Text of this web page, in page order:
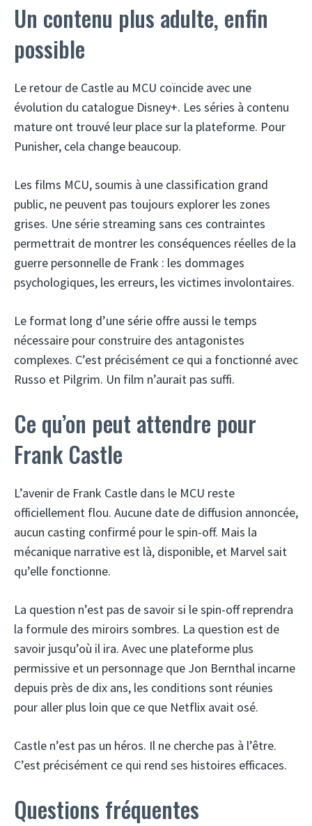
Un contenu plus adulte, enfin
possible
Le retour de Castle au MCU coïncide avec une
évolution du catalogue Disney+. Les séries à contenu
mature ont trouvé leur place sur la plateforme. Pour
Punisher, cela change beaucoup.
Les films MCU, soumis à une classification grand
public, ne peuvent pas toujours explorer les zones
grises. Une série streaming sans ces contraintes
permettrait de montrer les conséquences réelles de la
guerre personnelle de Frank : les dommages
psychologiques, les erreurs, les victimes involontaires.
Le format long d’une série offre aussi le temps
nécessaire pour construire des antagonistes
complexes. C’est précisément ce qui a fonctionné avec
Russo et Pilgrim. Un film n’aurait pas suffi.
Ce qu’on peut attendre pour
Frank Castle
L’avenir de Frank Castle dans le MCU reste
officiellement flou. Aucune date de diffusion annoncée,
aucun casting confirmé pour le spin-off. Mais la
mécanique narrative est là, disponible, et Marvel sait
qu’elle fonctionne.
La question n’est pas de savoir si le spin-off reprendra
la formule des miroirs sombres. La question est de
savoir jusqu’où il ira. Avec une plateforme plus
permissive et un personnage que Jon Bernthal incarne
depuis près de dix ans, les conditions sont réunies
pour aller plus loin que ce que Netflix avait osé.
Castle n’est pas un héros. Il ne cherche pas à l’être.
C’est précisément ce qui rend ses histoires efficaces.
Questions fréquentes